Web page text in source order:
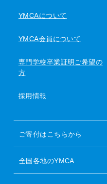
YMCAについて
YMCA会員について
専門学校卒業証明ご希望の
方
採用情報
ご寄付はこちらから
全国各地のYMCA